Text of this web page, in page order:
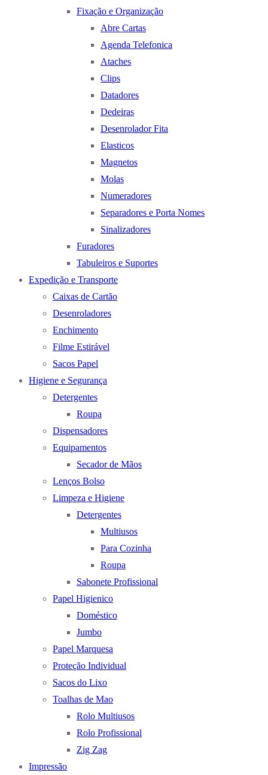
Fixação e Organização
Abre Cartas
Agenda Telefonica
Ataches
Clips
Datadores
Dedeiras
Desenrolador Fita
Elasticos
Magnetos
Molas
Numeradores
Separadores e Porta Nomes
Sinalizadores
Furadores
Tabuleiros e Suportes
Expedição e Transporte
Caixas de Cartão
Desenroladores
Enchimento
Filme Estirável
Sacos Papel
Higiene e Segurança
Detergentes
Roupa
Dispensadores
Equipamentos
Secador de Mãos
Lenços Bolso
Limpeza e Higiene
Detergentes
Multiusos
Para Cozinha
Roupa
Sabonete Profissional
Papel Higienico
Doméstico
Jumbo
Papel Marquesa
Proteção Individual
Sacos do Lixo
Toalhas de Mao
Rolo Multiusos
Rolo Profissional
Zig Zag
Impressão